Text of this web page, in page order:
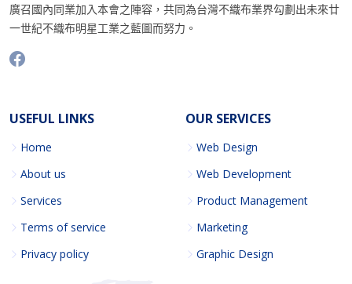
廣召國內同業加入本會之陣容，共同為台灣不織布業界勾劃出未來廿
一世紀不織布明星工業之藍圖而努力。
USEFUL LINKS
Home
About us
Services
Terms of service
Privacy policy
OUR SERVICES
Web Design
Web Development
Product Management
Marketing
Graphic Design